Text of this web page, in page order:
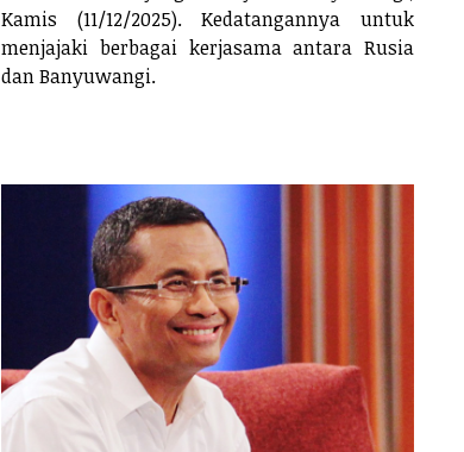
Kamis (11/12/2025). Kedatangannya untuk
menjajaki berbagai kerjasama antara Rusia
dan Banyuwangi.